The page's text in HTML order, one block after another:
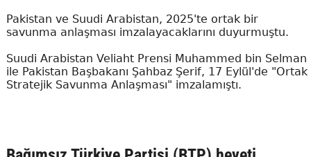
Pakistan ve Suudi Arabistan, 2025'te ortak bir
savunma anlaşması imzalayacaklarını duyurmuştu.
Suudi Arabistan Veliaht Prensi Muhammed bin Selman
ile Pakistan Başbakanı Şahbaz Şerif, 17 Eylül'de "Ortak
Stratejik Savunma Anlaşması" imzalamıştı.